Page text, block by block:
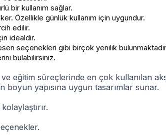
bir kullanım sağlar.
Özellikle günlük kullanım için uygundur.
edilir.
idealdir.
seçenekleri gibi birçok yenilik
bulabilirsiniz.
eğitim süreçlerinde en çok kullanılan
boyun yapısına uygun tasarımlar sunar.